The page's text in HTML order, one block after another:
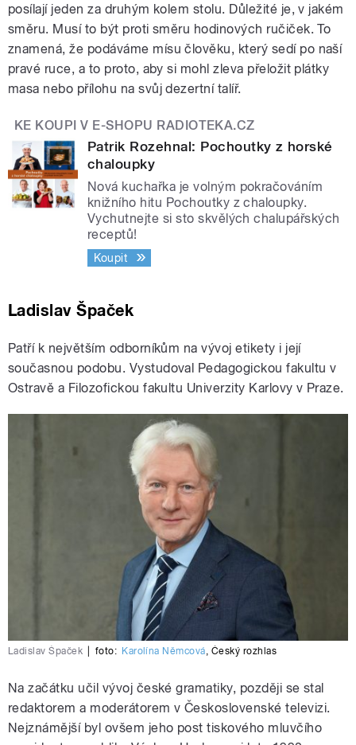
posílají jeden za druhým kolem stolu. Důležité je, v jakém
směru. Musí to být proti směru hodinových ručiček. To
znamená, že podáváme mísu člověku, který sedí po naší
pravé ruce, a to proto, aby si mohl zleva přeložit plátky
masa nebo přílohu na svůj dezertní talíř.
KE KOUPI V E-SHOPU RADIOTEKA.CZ
Patrik Rozehnal: Pochoutky z horské
chaloupky
Nová kuchařka je volným pokračováním
knižního hitu Pochoutky z chaloupky.
Vychutnejte si sto skvělých chalupářských
receptů!
Koupit
Ladislav Špaček
Patří k největším odborníkům na vývoj etikety i její
současnou podobu. Vystudoval Pedagogickou fakultu v
Ostravě a Filozofickou fakultu Univerzity Karlovy v Praze.
Ladislav Špaček foto: Karolína Němcová, Český rozhlas
Na začátku učil vývoj české gramatiky, později se stal
redaktorem a moderátorem v Československé televizi.
Nejznámější byl ovšem jeho post tiskového mluvčího